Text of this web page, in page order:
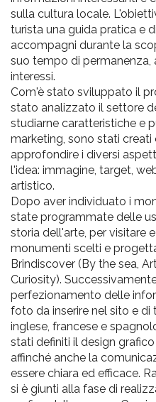
sulla cultura locale.
turista una guida pratica e
accompagni durante la
suo tempo di permanenza,
interessi.
Com'è stato sviluppato il
stato analizzato il settore
studiarne caratteristiche e
marketing, sono stati
approfondire i diversi
l'idea: immagine, target,
artistico.
Dopo aver individuato i
state programmate delle
storia dell'arte, per visitare
monumenti scelti e
Brindiscover (By the sea,
Curiosity).
perfezionamento delle
foto da inserire nel sito e
inglese, francese e
stati definiti il design
affinché anche la
essere chiara ed efficace.
si è giunti alla fase di